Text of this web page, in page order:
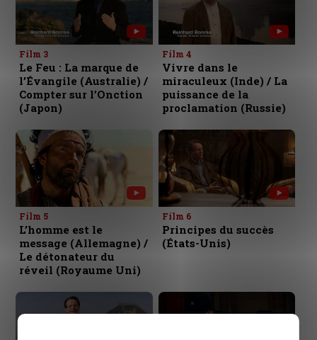
Film 3
Le Feu : La marque de
l’Évangile (Australie) /
Compter sur l’Onction
(Japon)
Film 4
Vivre dans le
miraculeux (Inde) / La
puissance de la
proclamation (Russie)
Film 5
L’homme est le
message (Allemagne) /
Le détonateur du
réveil (Royaume Uni)
Film 6
Principes du succès
(États-Unis)